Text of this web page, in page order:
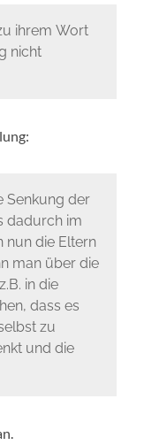
ihrem Wort
nicht
Senkung der
dadurch im
nun die Eltern
man über die
in die
dass es
zu
und die